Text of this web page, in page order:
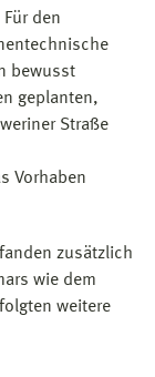
den
bewusst
ge­planten,
Straße
Vorhaben
zusätzlich
wie dem
weitere